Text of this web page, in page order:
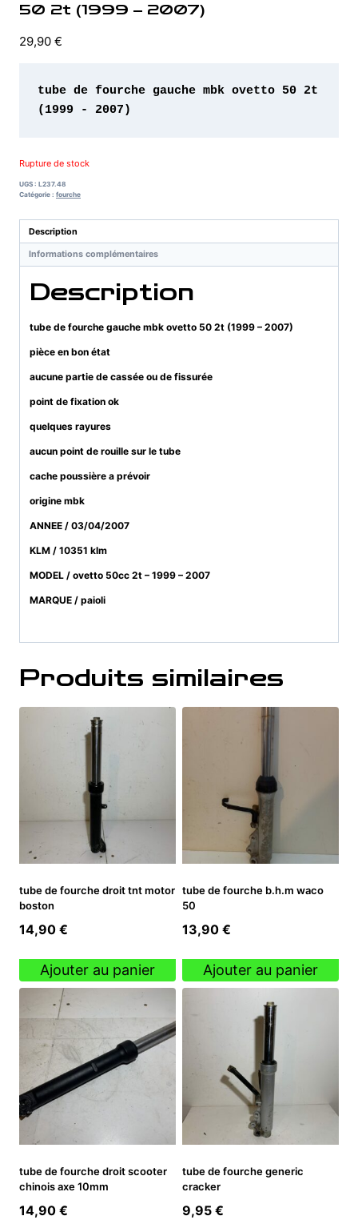
50 2t (1999 – 2007)
29,90 €
tube de fourche gauche mbk ovetto 50 2t
Rupture de stock
UGS : L237.48
Catégorie : fourche
Description
Informations complémentaires
Description
tube de fourche gauche mbk ovetto 50 2t (1999 – 2007)
pièce en bon état
aucune partie de cassée ou de fissurée
point de fixation ok
quelques rayures
aucun point de rouille sur le tube
cache poussière a prévoir
origine mbk
ANNEE / 03/04/2007
KLM / 10351 klm
MODEL / ovetto 50cc 2t – 1999 – 2007
MARQUE / paioli
Produits similaires
tube de fourche droit tnt motor
boston
14,90 €
Ajouter au panier
tube de fourche b.h.m waco
50
13,90 €
Ajouter au panier
tube de fourche droit scooter
chinois axe 10mm
14,90 €
tube de fourche generic
cracker
9,95 €